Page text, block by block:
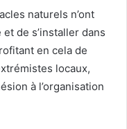
naturels n’ont
de s’installer dans
en cela de
locaux,
à l’organisation